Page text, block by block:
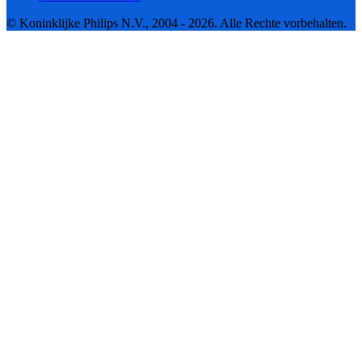
© Koninklijke Philips N.V., 2004 - 2026. Alle Rechte vorbehalten.